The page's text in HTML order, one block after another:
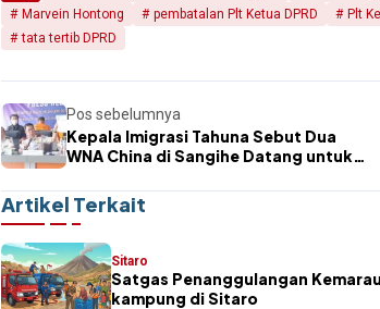
Marvein Hontong
pembatalan Plt Ketua DPRD Plt
tata tertib DPRD
Pos sebelumnya
Kepala Imigrasi Tahuna Sebut Dua
WNA China di Sangihe Datang untuk
Artikel Terkait
Sitaro
Satgas Penanggulangan
kampung di Sitaro